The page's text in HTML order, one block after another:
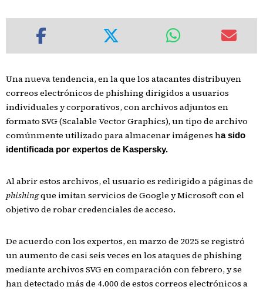
Una nueva tendencia, en la que los atacantes distribuyen
correos electrónicos de phishing dirigidos a usuarios
individuales y corporativos, con archivos adjuntos en
formato SVG (Scalable Vector Graphics), un tipo de archivo
comúnmente utilizado para almacenar imágenes ha sido
identificada por expertos de Kaspersky.
Al abrir estos archivos, el usuario es redirigido a páginas de
phishingque imitan servicios de Google y Microsoft con el
objetivo de robar credenciales de acceso.
De acuerdo con los expertos, en marzo de 2025 se registró
un aumento de casi seis veces en los ataques de phishing
mediante archivos SVG en comparación con febrero, y se
han detectado más de 4.000 de estos correos electrónicos a